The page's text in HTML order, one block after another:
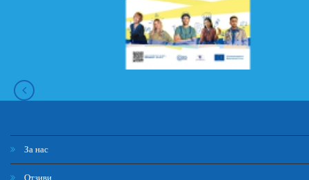
За нас
Отзиви